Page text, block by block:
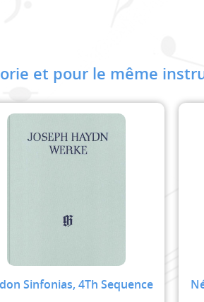
et pour le même
Sinfonias, 4Th Sequence